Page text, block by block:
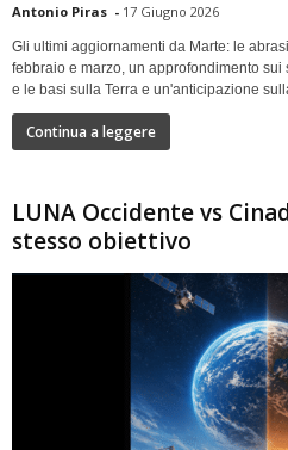
Antonio Piras - 17 Giugno 2026
Gli ultimi aggiornamenti da Marte: le
febbraio e marzo, un approfondimento
e le basi sulla Terra e un'anticipazione
Continua a leggere
LUNA Occidente vs
stesso obiettivo